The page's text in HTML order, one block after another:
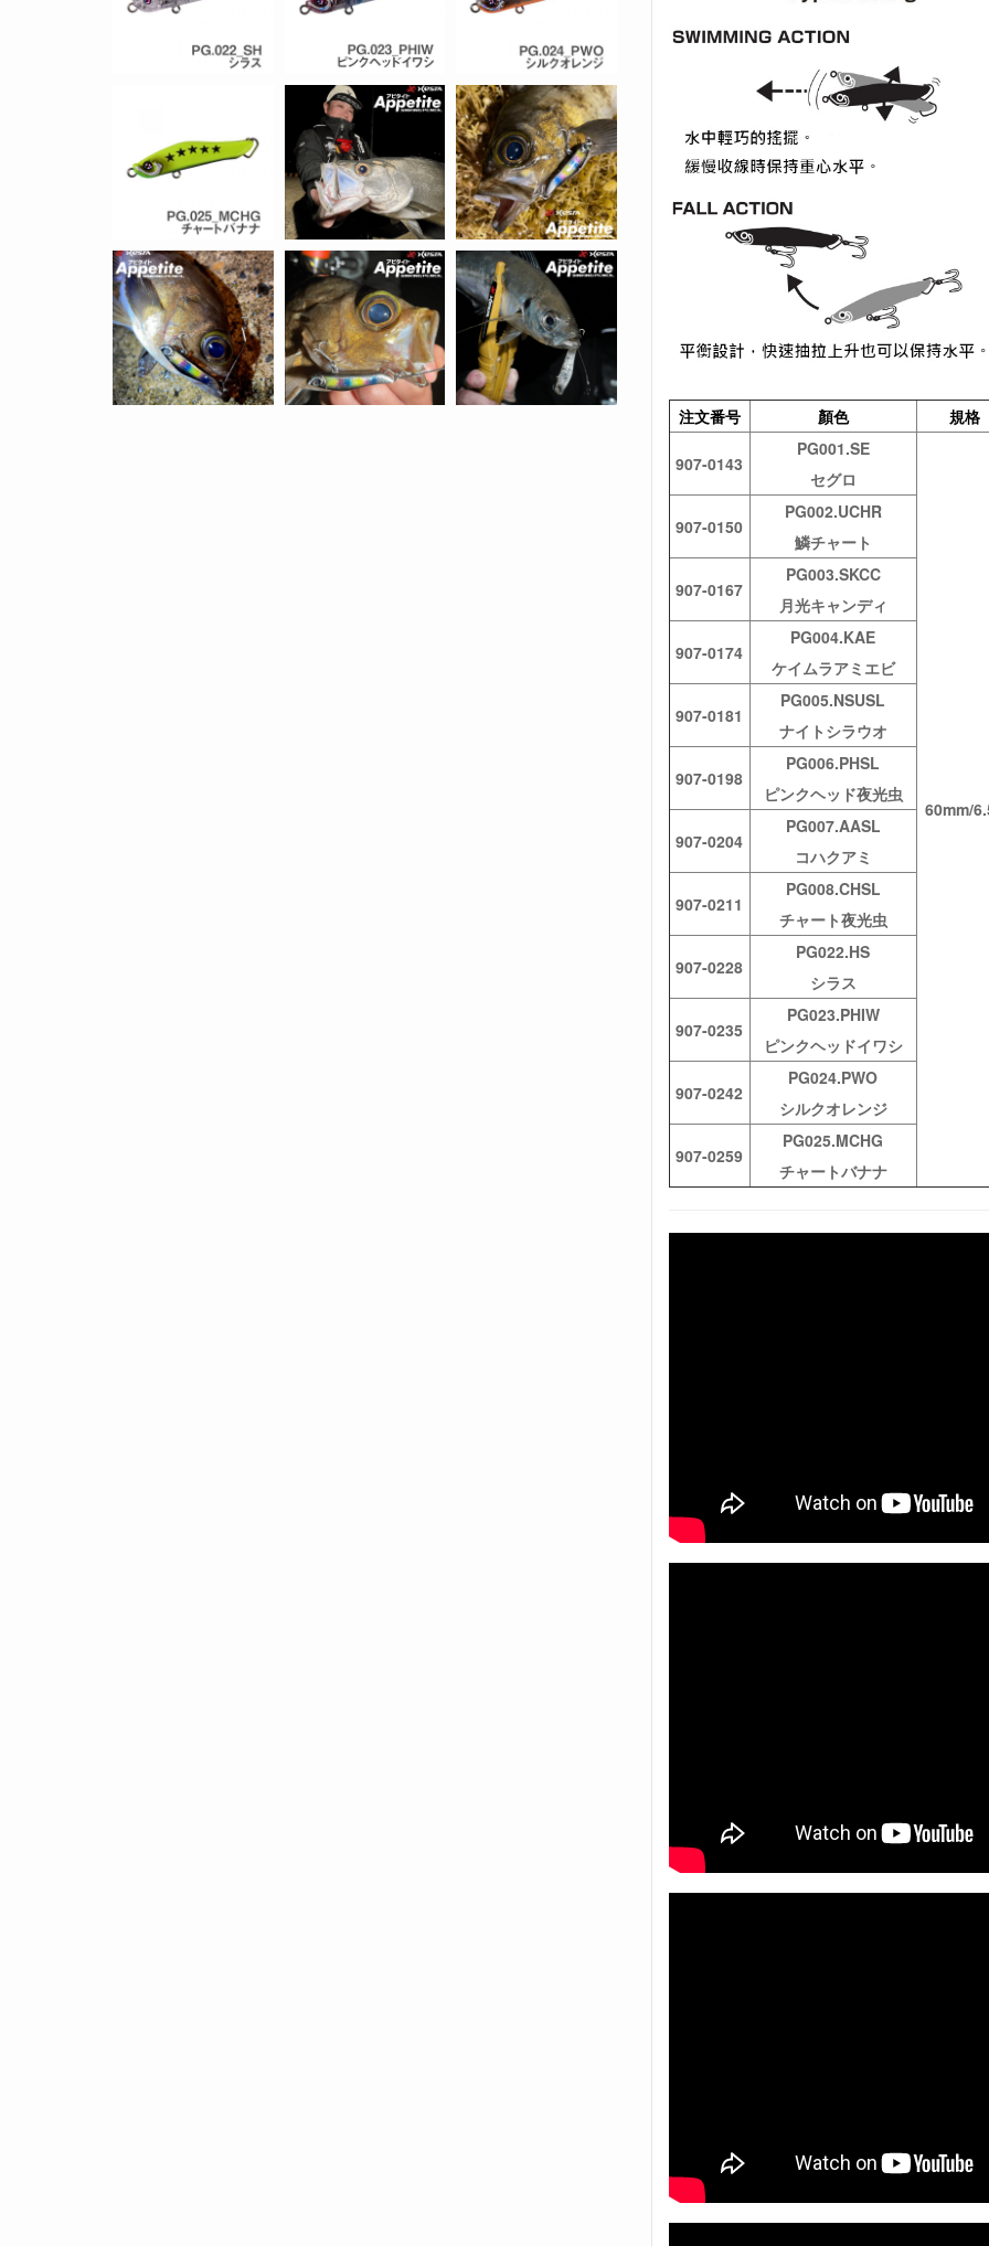
注文番号 顏色 規格
907-0143
PG001.SE
セグロ
60mm/
907-0150
PG002.UCHR
鱗チャート
907-0167
PG003.SKCC
月光キャンディ
907-0174
PG004.KAE
ケイムラアミエビ
907-0181
PG005.NSUSL
ナイトシラウオ
907-0198
PG006.PHSL
ピンクヘッド夜光虫
907-0204
PG007.AASL
コハクアミ
907-0211
PG008.CHSL
チャート夜光虫
907-0228
PG022.HS
シラス
907-0235
PG023.PHIW
ピンクヘッドイワシ
907-0242
PG024.PWO
シルクオレンジ
907-0259
PG025.MCHG
チャートバナナ